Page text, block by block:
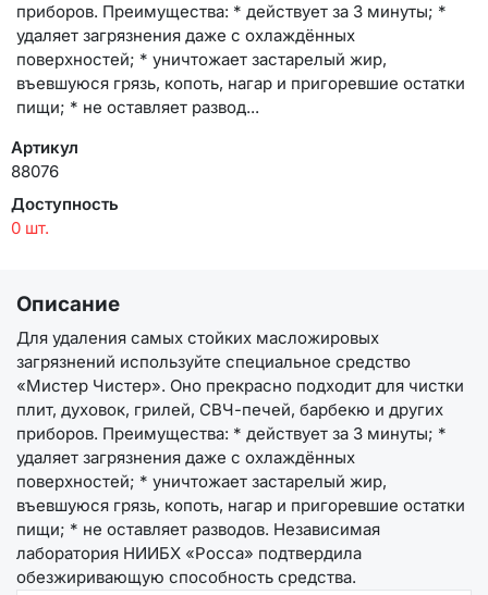
приборов. Преимущества: * действует за 3 минуты; *
удаляет загрязнения даже с охлаждённых
поверхностей; * уничтожает застарелый жир,
въевшуюся грязь, копоть, нагар и пригоревшие остатки
пищи; * не оставляет развод...
Артикул
88076
Доступность
0 шт.
Описание
Для удаления самых стойких масложировых
загрязнений используйте специальное средство
«Мистер Чистер». Оно прекрасно подходит для чистки
плит, духовок, грилей, СВЧ-печей, барбекю и других
приборов. Преимущества: * действует за 3 минуты; *
удаляет загрязнения даже с охлаждённых
поверхностей; * уничтожает застарелый жир,
въевшуюся грязь, копоть, нагар и пригоревшие остатки
пищи; * не оставляет разводов. Независимая
лаборатория НИИБХ «Росса» подтвердила
обезжиривающую способность средства.